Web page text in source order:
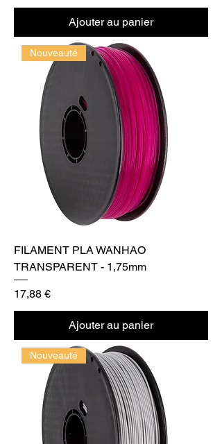
Ajouter au panier
Nouveauté
FILAMENT PLA WANHAO
TRANSPARENT - 1,75mm
Prix
17,88 €
Ajouter au panier
Nouveauté